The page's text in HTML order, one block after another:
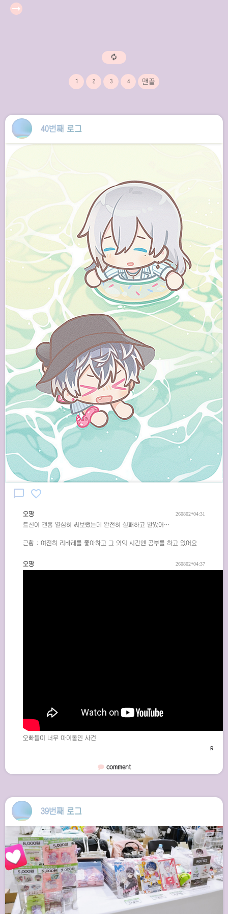
arrow_right_alt
1 2 3 4
40번째 로그
chat_bubble_outline favorite_border
오팡 260802*04:31
트친이 갠홈 열심히 써보랬는데 완전히 실패하고 말았어…
근황 : 여전히 리바레를 좋아하고 그 외의 시간엔 공부를 하고 있어요
오팡 260802*04:37
오빠들이 너무 아이돌인 사건
comment
39번째 로그